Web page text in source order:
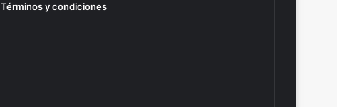
Términos y condiciones